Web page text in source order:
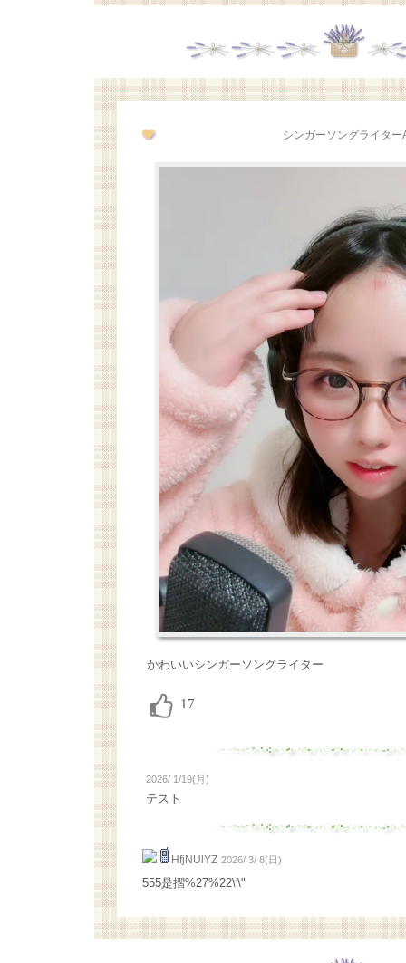
シンガーソングライター
かわいいシンガーソングライター
2026/ 1/19(月)
テスト
HfjNUlYZ 2026/ 3/ 8(日)
555是摺%27%22\'\"